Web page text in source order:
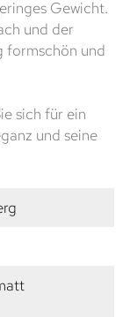
Gewicht.
und der
formschön und
sich für ein
und seine